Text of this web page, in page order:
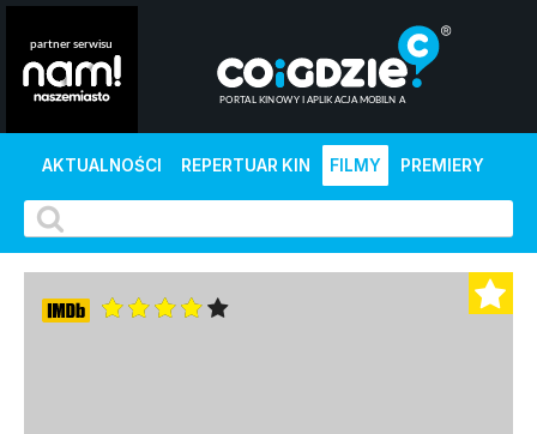
AKTUALNOŚCI REPERTUAR KIN FILMY PREMIERY